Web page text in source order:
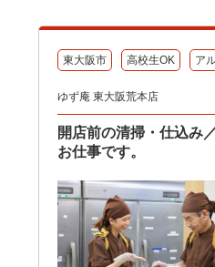
東大阪市 高校生OK ア
ゆず庵 東大阪荒本店
開店前の清掃・仕込み
お仕事です。